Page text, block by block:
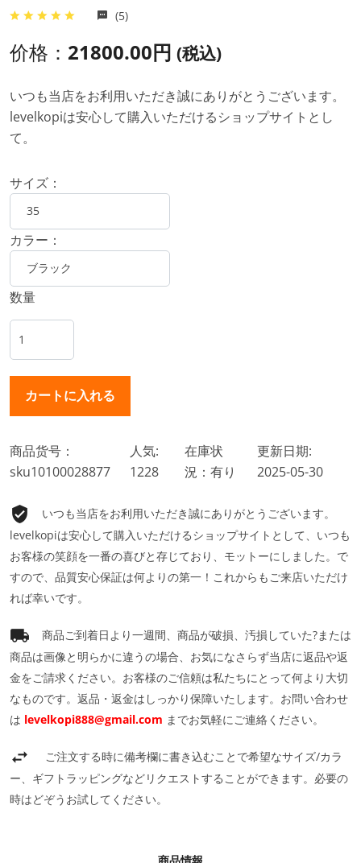
(5)
价格： 21800.00円 (税込)
いつも当店をお利用いただき誠にありがとうございます。
levelkopiは安心して購入いただけるショップサイトとし
て。
サイズ：
カラー：
数量
商品货号：
sku10100028877
人気:
1228
在庫状
況：有り
更新日期:
2025-05-30
いつも当店をお利用いただき誠にありがとうございます。
levelkopiは安心して購入いただけるショップサイトとして、いつも
お客様の笑顔を一番の喜びと存じており、モットーにしました。で
すので、品質安心保証は何よりの第一！これからもご来店いただけ
れば幸いです。
商品ご到着日より一週間、商品が破損、汚損していた?または
商品は画像と明らかに違うの場合、お気になさらず当店に返品や返
金をご請求ください。お客様のご信頼は私たちにとって何より大切
なものです。返品・返金はしっかり保障いたします。お問い合わせ
は levelkopi888@gmail.com までお気軽にご連絡ください。
ご注文する時に備考欄に書き込むことで希望なサイズ/カラ
ー、ギフトラッピングなどリクエストすることができます。必要の
時はどぞうお試してください。